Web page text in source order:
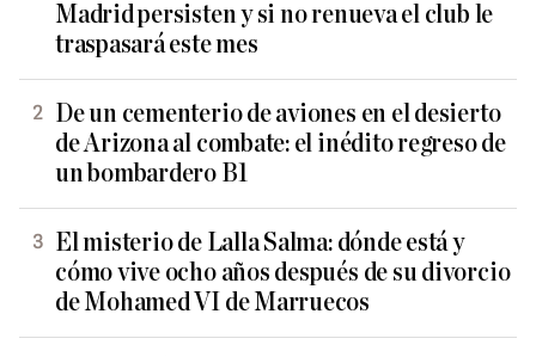
Madrid persisten y si no renueva el club le
traspasará este mes
De un cementerio de aviones en el desierto
de Arizona al combate: el inédito regreso de
un bombardero B1
El misterio de Lalla Salma: dónde está y
cómo vive ocho años después de su divorcio
de Mohamed VI de Marruecos